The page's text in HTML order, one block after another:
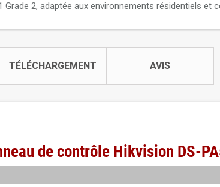
2, adaptée aux environnements résidentiels et
TÉLÉCHARGEMENT AVIS
de contrôle Hikvision DS-